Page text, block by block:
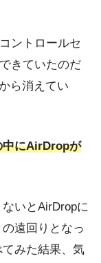
ントロールセ
きていたのだ
ら消えてい
中にAirDropが
いとAirDropに
遠回りとなっ
みた結果、気